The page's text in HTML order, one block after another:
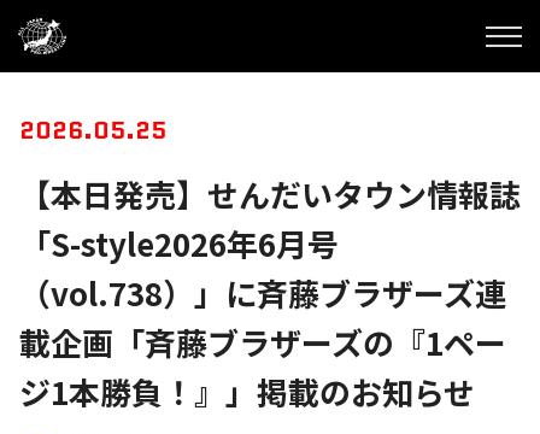
2026.05.25
【本日発売】せんだいタウン情報誌
「S-style2026年6月号
（vol.738）」に斉藤ブラザーズ連
載企画「斉藤ブラザーズの『1ペー
ジ1本勝負！』」掲載のお知らせ